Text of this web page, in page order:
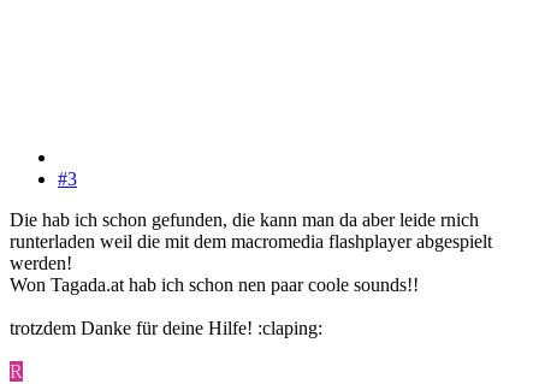
#3
Die hab ich schon gefunden, die kann man da aber leide rnich
runterladen weil die mit dem macromedia flashplayer abgespielt
werden!
Won Tagada.at hab ich schon nen paar coole sounds!!
trotzdem Danke für deine Hilfe! :claping:
R